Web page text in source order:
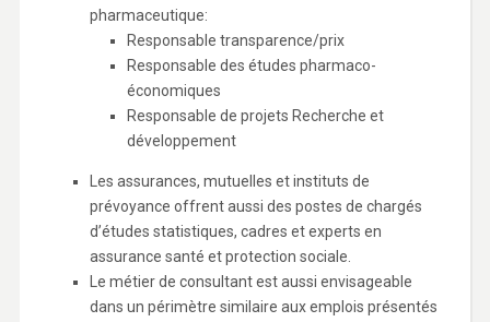
pharmaceutique:
Responsable transparence/prix
Responsable des études pharmaco-
économiques
Responsable de projets Recherche et
développement
Les assurances, mutuelles et instituts de
prévoyance offrent aussi des postes de chargés
d’études statistiques, cadres et experts en
assurance santé et protection sociale.
Le métier de consultant est aussi envisageable
dans un périmètre similaire aux emplois présentés